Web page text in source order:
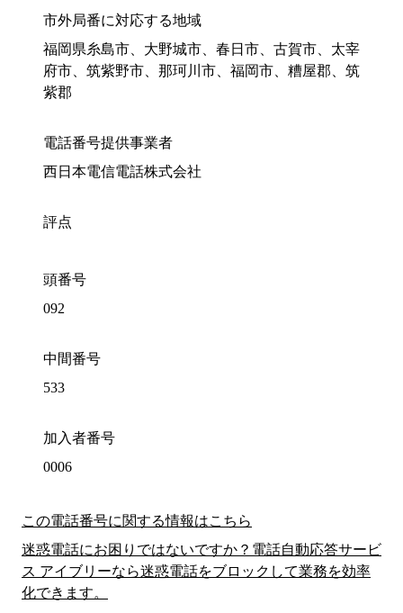
市外局番に対応する地域
福岡県糸島市、大野城市、春日市、古賀市、太宰
府市、筑紫野市、那珂川市、福岡市、糟屋郡、筑
紫郡
電話番号提供事業者
西日本電信電話株式会社
評点
頭番号
092
中間番号
533
加入者番号
0006
この電話番号に関する情報はこちら
迷惑電話にお困りではないですか？電話自動応答サービ
ス アイブリーなら迷惑電話をブロックして業務を効率
化できます。